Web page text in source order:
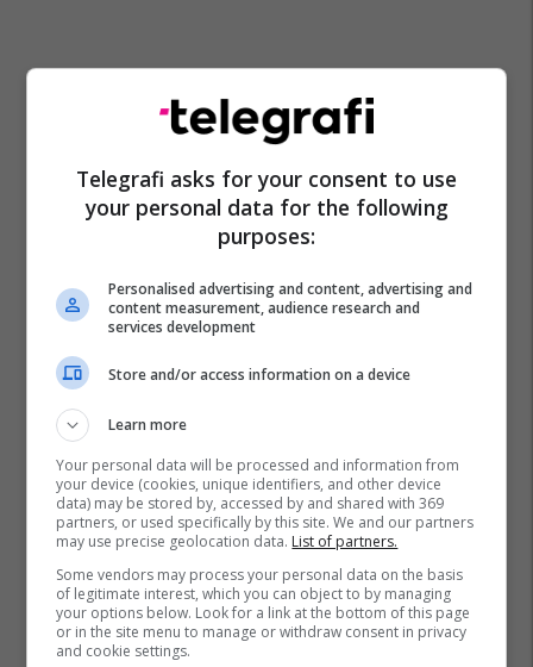
Kombëtarja E Kosovës
Telegrafi asks for your consent to use
your personal data for the following
purposes:
Personalised advertising and content, advertising and
content measurement, audience research and
services development
Store and/or access information on a device
Learn more
Your personal data will be processed and information from
your device (cookies, unique identifiers, and other device
data) may be stored by, accessed by and shared with 369
partners, or used specifically by this site. We and our partners
may use precise geolocation data. List of partners.
Some vendors may process your personal data on the basis
of legitimate interest, which you can object to by managing
your options below. Look for a link at the bottom of this page
or in the site menu to manage or withdraw consent in privacy
and cookie settings.